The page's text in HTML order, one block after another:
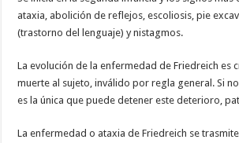
ataxia, abolición de reflejos, escoliosis, pie
(trastorno del lenguaje) y nistagmos.
La evolución de la enfermedad de Friedreich es
muerte al sujeto, inválido por regla general. Si no
es la única que puede detener este deterioro,
La enfermedad o ataxia de Friedreich se